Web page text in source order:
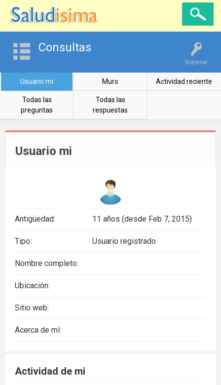
Ingresar
Consultas
Usuario mi Muro Actividad reciente
Todas las
preguntas
Todas las
respuestas
Usuario mi
Antigüedad: 11 años (desde Feb 7, 2015)
Tipo: Usuario registrado
Nombre completo:
Ubicación:
Sitio web:
Acerca de mí:
Actividad de mi